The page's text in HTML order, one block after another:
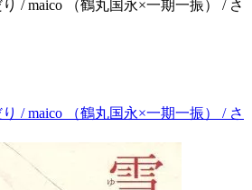
/ maico （鶴丸国永×一期一振） / さ
/ maico （鶴丸国永×一期一振） / さ